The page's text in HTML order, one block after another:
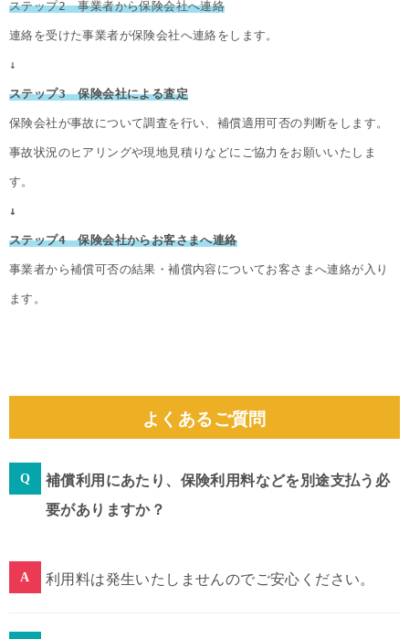
ステップ2　事業者から保険会社へ連絡
連絡を受けた事業者が保険会社へ連絡をします。
↓
ステップ3　保険会社による査定
保険会社が事故について調査を行い、補償適用可否の判断をします。
事故状況のヒアリングや現地見積りなどにご協力をお願いいたしま
す。
↓
ステップ4　保険会社からお客さまへ連絡
事業者から補償可否の結果・補償内容についてお客さまへ連絡が入り
ます。
よくあるご質問
補償利用にあたり、保険利用料などを別途支払う必
要がありますか？
利用料は発生いたしませんのでご安心ください。